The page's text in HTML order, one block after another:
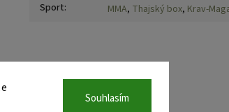
Souhlasím
Sport: MMA, Thajský box, Krav-